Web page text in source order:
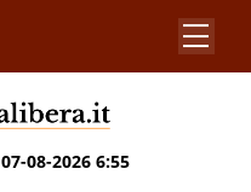
07-08-2026 6:55